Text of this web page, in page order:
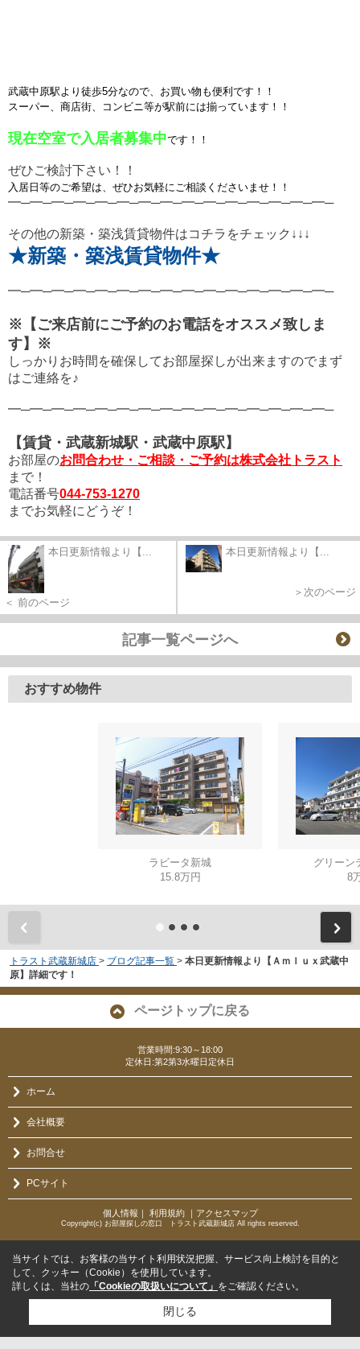
武蔵中原駅より徒歩5分なので、お買い物も便利です！！
スーパー、商店街、コンビニ等が駅前には揃っています！！
現在空室で入居者募集中です！！
ぜひご検討下さい！！
入居日等のご希望は、ぜひお気軽にご相談くださいませ！！
━─━─━─━─━─━─━─━─━─━─━─━─━─━─━─
その他の新築・築浅賃貸物件はコチラをチェック↓↓↓
★新築・築浅賃貸物件★
━─━─━─━─━─━─━─━─━─━─━─━─━─━─━─
※【ご来店前にご予約のお電話をオススメ致しま
す】※
しっかりお時間を確保してお部屋探しが出来ますのでまず
はご連絡を♪
━─━─━─━─━─━─━─━─━─━─━─━─━─━─━─
【賃貸・武蔵新城駅・武蔵中原駅】
お部屋のお問合わせ・ご相談・ご予約は株式会社トラスト
まで！
電話番号044-753-1270
までお気軽にどうぞ！
本日更新情報より【...
＜ 前のページ
本日更新情報より【...
＞次のページ
記事一覧ページへ
おすすめ物件
ラビータ新城
15.8万円
グリーン
8
トラスト武蔵新城店 > ブログ記事一覧 > 本日更新情報より【Ａｍｌｕｘ武蔵中
原】詳細です！
ページトップに戻る
営業時間:9:30～18:00
定休日:第2第3水曜日定休日
ホーム
会社概要
お問合せ
PCサイト
個人情報 ｜ 利用規約｜ アクセスマップ
Copyright(c) お部屋探しの窓口 トラスト武蔵新城店 All rights reserved.
当サイトでは、お客様の当サイト利用状況把握、サービス向上検討を目的と
して、クッキー（Cookie）を使用しています。
詳しくは、当社の 「Cookieの取扱いについて」 をご確認ください。
閉じる